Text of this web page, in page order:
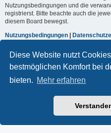
Diese Website nutzt
bestmöglichen Komfort bei
bieten. Mehr erfahren
Nutzungsbedingungen und die
registrierst. Bitte beachte auch die
diesem Board bewegst.
Nutzungsbedingungen |
Registrieren
Portal Foren-Übersicht
Powered by
®
Deutsche
Datenschutz|